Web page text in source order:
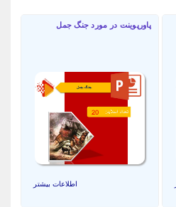
پاورپوینت در مورد جنگ جمل
اطلاعات بیشتر